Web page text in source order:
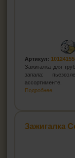
Артикул:
Зажигалка для
запала:
ассортименте.
Подробнее...
Зажигалка